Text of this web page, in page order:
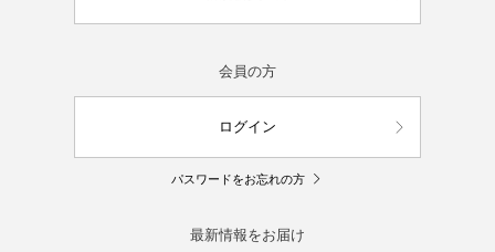
会員の方
ログイン
パスワードをお忘れの方
最新情報をお届け